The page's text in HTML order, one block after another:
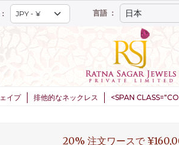
言語 ：
イプ 排他的なネックレス <SPAN
20% 注文ワースで